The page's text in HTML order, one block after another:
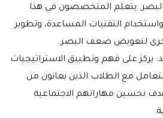
يتعلم المتخصصون في هذا
التقنيات المساعدة، وتطوير
لتعويض ضعف البصر.
على فهم وتطبيق الاستراتيجيات
مع الطلاب الذين يعانون من
تحسين مهاراتهم الاجتماعية